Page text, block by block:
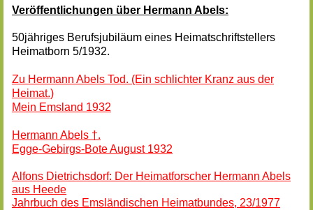
Veröffentlichungen über Hermann Abels:
50jähriges Berufsjubiläum eines Heimatschriftstellers
Heimatborn 5/1932.
Zu Hermann Abels Tod. (Ein schlichter Kranz aus der
Heimat.)
Mein Emsland 1932
Hermann Abels †.
Egge-Gebirgs-Bote August 1932
Alfons Dietrichsdorf: Der Heimatforscher Hermann Abels
aus Heede
Jahrbuch des Emsländischen Heimatbundes, 23/1977